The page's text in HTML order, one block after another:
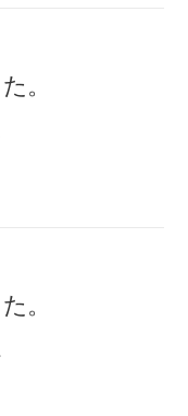
。
。